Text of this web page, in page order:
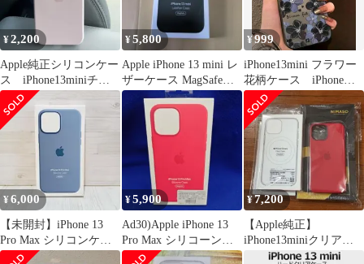
¥2,200
Apple純正シリコンケー
ス iPhone13miniチョ
ークピンク
¥5,800
Apple iPhone 13 mini レ
ザーケース MagSafe対
応
¥999
iPhone13mini フラワー
花柄ケース iPhoneケ
ース
¥6,000
【未開封】iPhone 13
Pro Max シリコンケー
ス ブルーフォグ
¥5,900
Ad30)Apple iPhone 13
Pro Max シリコーンケ
ース
¥7,200
【Apple純正】
iPhone13miniクリアケ
ースNIMASOガラスフ